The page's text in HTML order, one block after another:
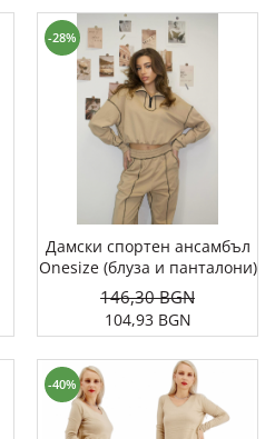
-28%
Дамски спортен ансамбъл
Onesize (блуза и панталони)
146,30 BGN
104,93 BGN
-40%